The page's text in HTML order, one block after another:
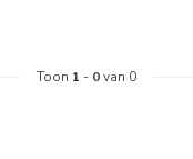
Toon 1 - 0van 0